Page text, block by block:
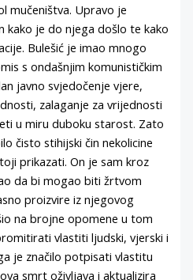
mučeništva. Upravo je
kako je do njega došlo te kako
Bulešić je imao mnogo
s ondašnjim komunističkim
javno svjedočenje vjere,
zalaganje za vrijednosti
u miru duboku starost. Zato
čisto stihijski čin nekolicine
prikazati. On je sam kroz
da bi mogao biti žrtvom
proizvire iz njegovog
na brojne opomene u tom
vlastiti ljudski, vjerski i
je značilo potpisati vlastitu
smrt oživljava i aktualizira